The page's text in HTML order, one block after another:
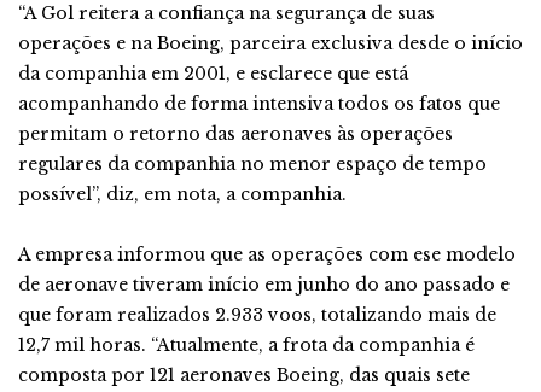
“A Gol reitera a confiança na segurança de suas
operações e na Boeing, parceira exclusiva desde o início
da companhia em 2001, e esclarece que está
acompanhando de forma intensiva todos os fatos que
permitam o retorno das aeronaves às operações
regulares da companhia no menor espaço de tempo
possível”, diz, em nota, a companhia.
A empresa informou que as operações com ese modelo
de aeronave tiveram início em junho do ano passado e
que foram realizados 2.933 voos, totalizando mais de
12,7 mil horas. “Atualmente, a frota da companhia é
composta por 121 aeronaves Boeing, das quais sete